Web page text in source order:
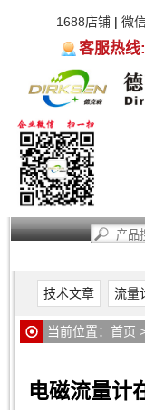
1688店铺| 微
客服热线
技术文章 流量
当前位置： 首页
电磁流量计